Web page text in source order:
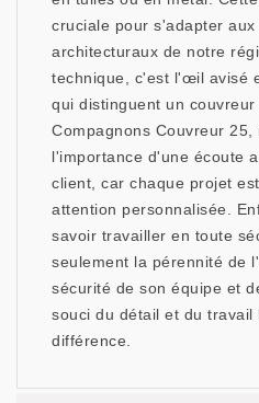
cruciale pour s'adapter
architecturaux de notre
technique, c'est l'œil avisé
qui distinguent un
Compagnons Couvreur 25,
l'importance d'une écoute
client, car chaque projet
attention personnalisée.
savoir travailler en toute
seulement la pérennité de
sécurité de son équipe et
souci du détail et du
différence.